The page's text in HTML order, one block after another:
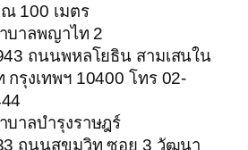
100 เมตร
บาลพญาไท 2
ถนนพหลโยธิน สามเสนใน
กรุงเทพฯ 10400 โทร 02-
บาลบำรุงราษฎร์
ถนนสุขุมวิท ซอย 3 วัฒนา